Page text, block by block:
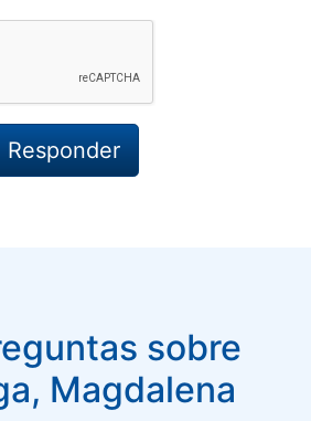
sobre
Magdalena